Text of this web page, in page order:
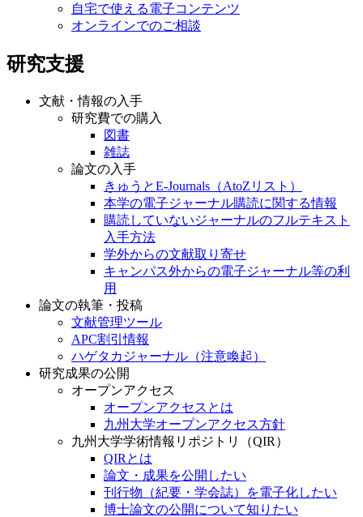
自宅で使える電子コンテンツ
オンラインでのご相談
研究支援
文献・情報の入手
研究費での購入
図書
雑誌
論文の入手
きゅうとE-Journals（AtoZリスト）
本学の電子ジャーナル購読に関する情報
購読していないジャーナルのフルテキスト
入手方法
学外からの文献取り寄せ
キャンパス外からの電子ジャーナル等の利
用
論文の執筆・投稿
文献管理ツール
APC割引情報
ハゲタカジャーナル（注意喚起）
研究成果の公開
オープンアクセス
オープンアクセスとは
九州大学オープンアクセス方針
九州大学学術情報リポジトリ（QIR）
QIRとは
論文・成果を公開したい
刊行物（紀要・学会誌）を電子化したい
博士論文の公開について知りたい